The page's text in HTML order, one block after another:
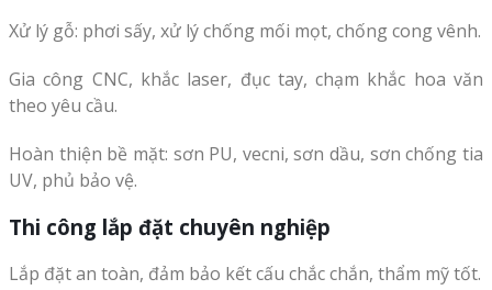
Xử lý gỗ: phơi sấy, xử lý chống mối mọt, chống cong vênh.
Gia công CNC, khắc laser, đục tay, chạm khắc hoa văn
theo yêu cầu.
Hoàn thiện bề mặt: sơn PU, vecni, sơn dầu, sơn chống tia
UV, phủ bảo vệ.
Thi công lắp đặt chuyên nghiệp
Lắp đặt an toàn, đảm bảo kết cấu chắc chắn, thẩm mỹ tốt.